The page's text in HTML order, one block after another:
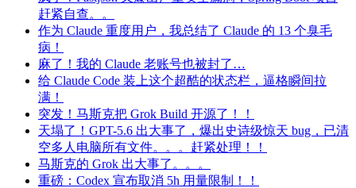
赶紧自查。。
作为 Claude 重度用户，我总结了 Claude 的 13 个臭毛
病！
麻了！我的 Claude 老账号也被封了…
给 Claude Code 装上这个超酷的状态栏，逼格瞬间拉
满！
突发！马斯克把 Grok Build 开源了！！
天塌了！GPT-5.6 出大事了，爆出史诗级惊天 bug，已清
空多人电脑所有文件。。。赶紧处理！！
马斯克的 Grok 出大事了。。。
重磅：Codex 宣布取消 5h 用量限制！！